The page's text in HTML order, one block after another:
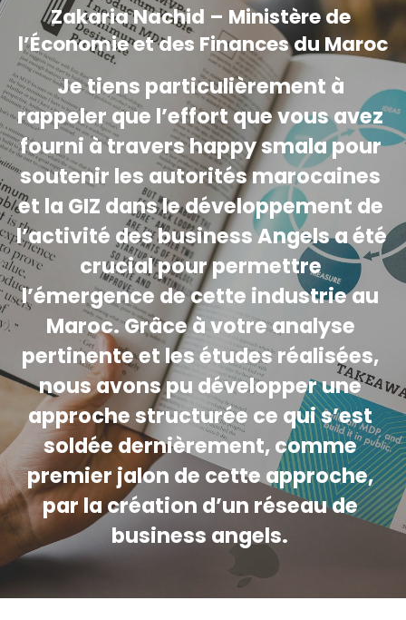
Zakaria Nachid – Ministère de
l’Économie et des Finances du Maroc
Je tiens particulièrement à
rappeler que l’effort que vous avez
fourni à travers happy smala pour
soutenir les autorités marocaines
et la GIZ dans le développement de
l’activité des business Angels a été
crucial pour permettre
l’émergence de cette industrie au
Maroc. Grâce à votre analyse
pertinente et les études réalisées,
nous avons pu développer une
approche structurée ce qui s’est
soldée dernièrement, comme
premier jalon de cette approche,
par la création d’un réseau de
business angels.